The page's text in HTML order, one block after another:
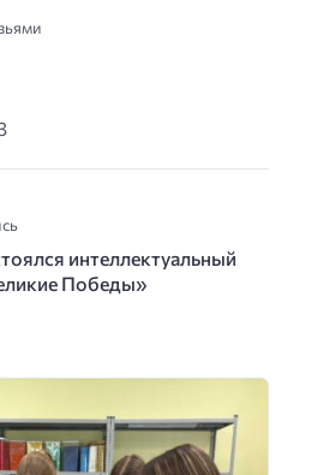
интеллектуальный
Победы»